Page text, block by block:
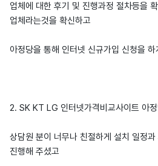
업체에 대한 후기 및 진행과정 절차등을
업체라는것을 확신하고
아정당을 통해 인터넷 신규가입 신청을
2. SK KT LG 인터넷가격비교사이트 아
상담원 분이 너무나 친절하게 설치 일정과
진행해 주셨고